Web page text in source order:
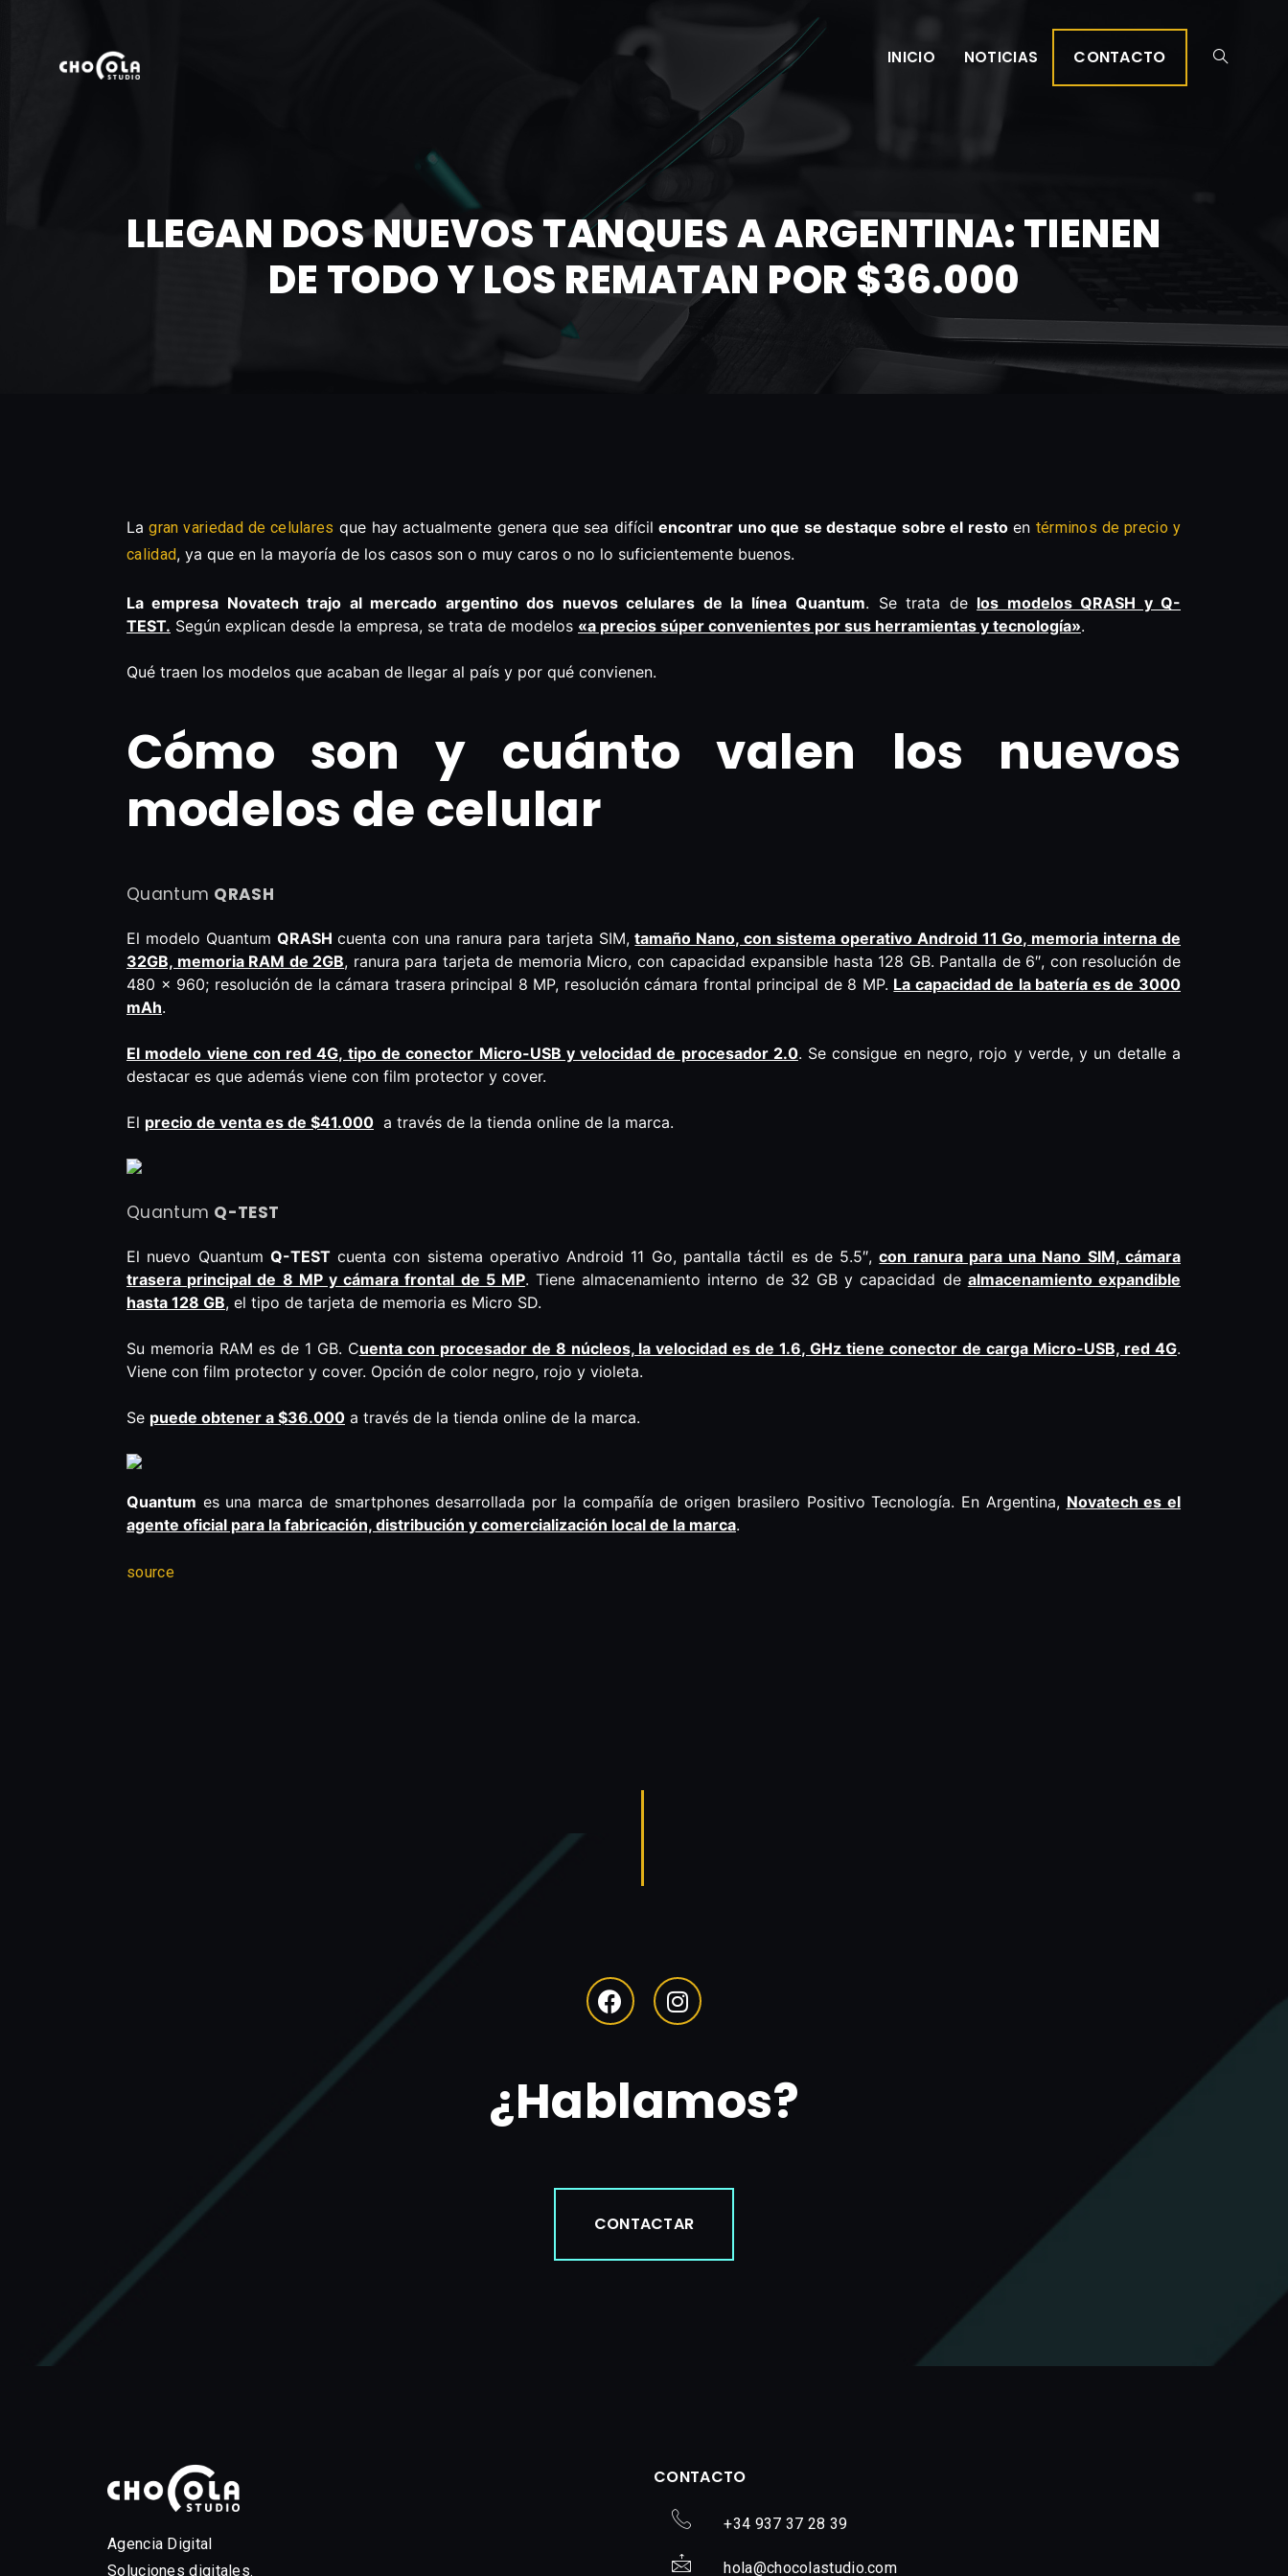
INICIO NOTICIAS CONTACTO
LLEGAN DOS NUEVOS TANQUES A ARGENTINA: TIENEN
DE TODO Y LOS REMATAN POR $36.000
Lagran variedad de celulares que hay actualmente genera que sea difícilencontrar uno que se destaque sobre el restoen términos de precio y
calidad, ya que en la mayoría de los casos son o muy caros o no lo suficientemente buenos.
La empresa Novatech trajo al mercado argentino dos nuevos celulares de la línea Quantum. Se trata de los modelos QRASH y Q-
TEST. Según explican desde la empresa, se trata de modelos «a precios súper convenientes por sus herramientas y tecnología».
Qué traen los modelos que acaban de llegar al país y por qué convienen.
Cómo son y cuánto valen los nuevos
modelos de celular
Quantum QRASH
El modelo Quantum QRASH cuenta con una ranura para tarjeta SIM,tamaño Nano, con sistema operativo Android 11 Go, memoria interna de
32GB, memoria RAM de 2GB, ranura para tarjeta de memoria Micro, con capacidad expansible hasta 128 GB. Pantalla de 6″, con resolución de
480 x 960; resolución de la cámara trasera principal 8 MP, resolución cámara frontal principal de 8 MP. La capacidad de la batería es de 3000
mAh.
El modelo viene con red 4G, tipo de conector Micro-USB y velocidad de procesador 2.0. Se consigue en negro, rojo y verde, y un detalle a
destacar es que además viene con film protector y cover.
El precio de venta es de $41.000 a través de la tienda online de la marca.
Quantum Q-TEST
El nuevo Quantum Q-TESTcuenta con sistema operativo Android 11 Go, pantalla táctil es de 5.5″,con ranura para una Nano SIM, cámara
trasera principal de 8 MP y cámara frontal de 5 MP. Tiene almacenamiento interno de 32 GB y capacidad de almacenamiento expandible
hasta 128 GB, el tipo de tarjeta de memoria es Micro SD.
Su memoria RAM es de 1 GB. Cuenta con procesador de 8 núcleos, la velocidad es de 1.6, GHz tiene conector de carga Micro-USB, red 4G.
Viene con film protector y cover. Opción de color negro, rojo y violeta.
Se puede obtener a $36.000 a través de la tienda online de la marca.
Quantum es una marca de smartphones desarrollada por la compañía de origen brasilero Positivo Tecnología. En Argentina, Novatech es el
agente oficial para la fabricación, distribución y comercialización local de la marca.
source
¿Hablamos?
CONTACTAR
Agencia Digital
Soluciones digitales.
CONTACTO
+34 937 37 28 39
hola@chocolastudio.com